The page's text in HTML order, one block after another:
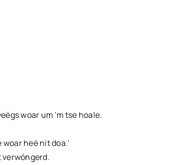
woar um 'm tse hoale.
woar heë nit doa.'